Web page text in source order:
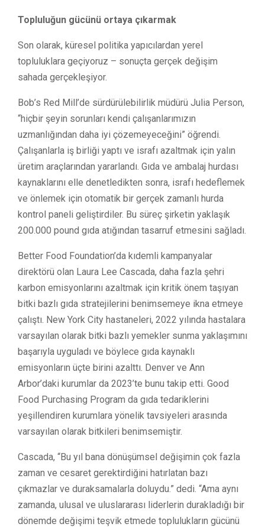
Topluluğun gücünü ortaya çıkarmak
Son olarak, küresel politika yapıcılardan yerel
topluluklara geçiyoruz – sonuçta gerçek değişim
sahada gerçekleşiyor.
Bob’s Red Mill’de sürdürülebilirlik müdürü Julia Person,
“hiçbir şeyin sorunları kendi çalışanlarımızın
uzmanlığından daha iyi çözemeyeceğini” öğrendi.
Çalışanlarla iş birliği yaptı ve israfı azaltmak için yalın
üretim araçlarından yararlandı. Gıda ve ambalaj hurdası
kaynaklarını elle denetledikten sonra, israfı hedeflemek
ve önlemek için otomatik bir gerçek zamanlı hurda
kontrol paneli geliştirdiler. Bu süreç şirketin yaklaşık
200.000 pound gıda atığından tasarruf etmesini sağladı.
Better Food Foundation’da kıdemli kampanyalar
direktörü olan Laura Lee Cascada, daha fazla şehri
karbon emisyonlarını azaltmak için kritik önem taşıyan
bitki bazlı gıda stratejilerini benimsemeye ikna etmeye
çalıştı. New York City hastaneleri, 2022 yılında hastalara
varsayılan olarak bitki bazlı yemekler sunma yaklaşımını
başarıyla uyguladı ve böylece gıda kaynaklı
emisyonların üçte birini azalttı. Denver ve Ann
Arbor’daki kurumlar da 2023’te bunu takip etti. Good
Food Purchasing Program da gıda tedariklerini
yeşillendiren kurumlara yönelik tavsiyeleri arasında
varsayılan olarak bitkileri benimsemiştir.
Cascada, “Bu yıl bana dönüşümsel değişimin çok fazla
zaman ve cesaret gerektirdiğini hatırlatan bazı
çıkmazlar ve duraksamalarla doluydu.” dedi. “Ama aynı
zamanda, ulusal ve uluslararası liderlerin durakladığı bir
dönemde değişimi teşvik etmede toplulukların gücünü